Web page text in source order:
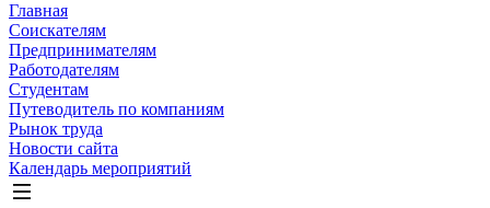
Главная
Соискателям
Предпринимателям
Работодателям
Студентам
Путеводитель по компаниям
Рынок труда
Новости сайта
Календарь мероприятий